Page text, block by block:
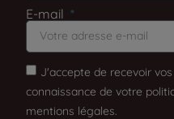
E-mail
J'accepte de recevoir
connaissance de votre
mentions légales.